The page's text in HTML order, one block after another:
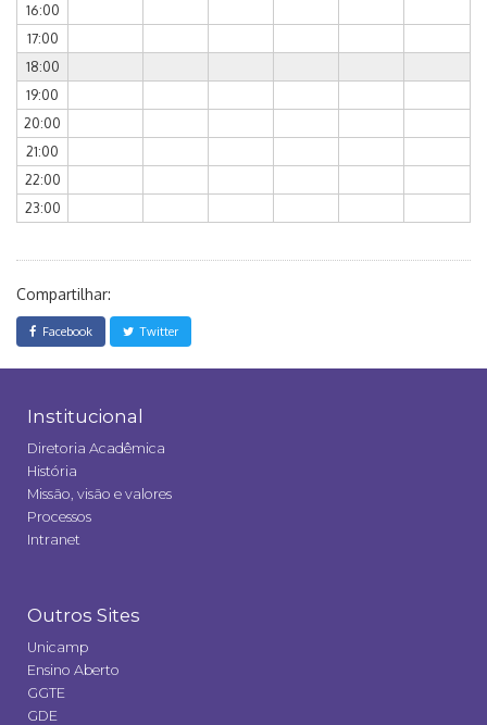
16:00
17:00
18:00
19:00
20:00
21:00
22:00
23:00
Compartilhar:
Facebook Twitter
Institucional
Diretoria Acadêmica
História
Missão, visão e valores
Processos
Intranet
Outros Sites
Unicamp
Ensino Aberto
GGTE
GDE